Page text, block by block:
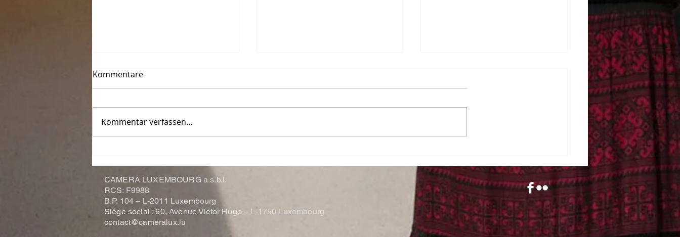
Yutz fête ses 50 ans
KIEFFER
the Cold” mam Laurent
NILLES
Kommentare
Kommentar verfassen...
CAMERA LUXEMBOURG a.s.b.l.
RCS: F9988
B.P. 104 – L-2011 Luxembourg
Siège social : 60, Avenue Victor Hugo – L-1750 Luxembourg
contact@cameralux.lu